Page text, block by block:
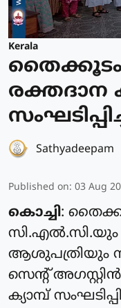
Kerala
രക്തദാന
Sathyadeepam
Published on: 03 Aug
കൊച്ചി:
ആശുപത്രിയും
സെന്റ്
ക്യാമ്പ്